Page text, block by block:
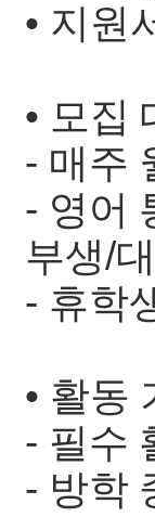
• 지원
• 모집
- 매주
- 영어
부생/
- 휴학
• 활동
- 필수
- 방학